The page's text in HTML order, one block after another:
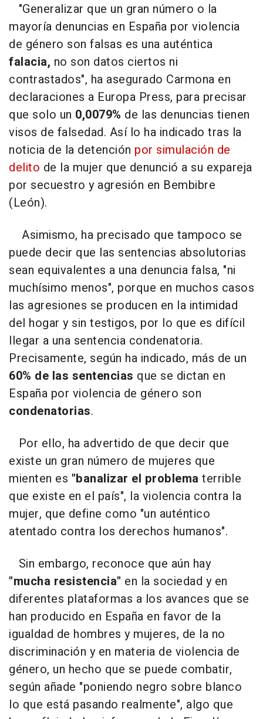
"Generalizar que un gran número o la
mayoría denuncias en España por violencia
de género son falsas es una auténtica
falacia, no son datos ciertos ni
contrastados", ha asegurado Carmona en
declaraciones a Europa Press, para precisar
que solo un 0,0079% de las denuncias tienen
visos de falsedad. Así lo ha indicado tras la
noticia de la detención por simulación de
delito de la mujer que denunció a su expareja
por secuestro y agresión en Bembibre
(León).
Asimismo, ha precisado que tampoco se
puede decir que las sentencias absolutorias
sean equivalentes a una denuncia falsa, "ni
muchísimo menos", porque en muchos casos
las agresiones se producen en la intimidad
del hogar y sin testigos, por lo que es difícil
llegar a una sentencia condenatoria.
Precisamente, según ha indicado, más de un
60% de las sentencias que se dictan en
España por violencia de género son
condenatorias.
Por ello, ha advertido de que decir que
existe un gran número de mujeres que
mienten es "banalizar el problema terrible
que existe en el país", la violencia contra la
mujer, que define como "un auténtico
atentado contra los derechos humanos".
Sin embargo, reconoce que aún hay
"mucha resistencia" en la sociedad y en
diferentes plataformas a los avances que se
han producido en España en favor de la
igualdad de hombres y mujeres, de la no
discriminación y en materia de violencia de
género, un hecho que se puede combatir,
según añade "poniendo negro sobre blanco
lo que está pasando realmente", algo que